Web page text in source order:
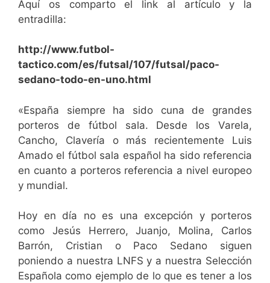
Aquí os comparto el link al artículo y la
entradilla:
http://www.futbol-
tactico.com/es/futsal/107/futsal/paco-
sedano-todo-en-uno.html
«España siempre ha sido cuna de grandes
porteros de fútbol sala. Desde los Varela,
Cancho, Clavería o más recientemente Luis
Amado el fútbol sala español ha sido referencia
en cuanto a porteros referencia a nivel europeo
y mundial.
Hoy en día no es una excepción y porteros
como Jesús Herrero, Juanjo, Molina, Carlos
Barrón, Cristian o Paco Sedano siguen
poniendo a nuestra LNFS y a nuestra Selección
Española como ejemplo de lo que es tener a los